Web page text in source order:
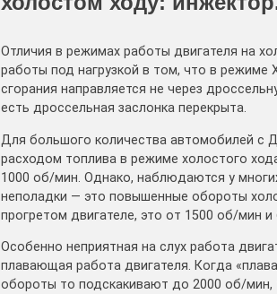
Отличия в режимах работы двигателя на
работы под нагрузкой в том, что в режиме
сгорания направляется не через
есть дроссельная заслонка перекрыта.
Для большого количества автомобилей с
расходом топлива в режиме холостого
1000 об/мин. Однако, наблюдаются у
неполадки — это повышенные обороты
прогретом двигателе, это от 1500 об/мин
Особенно неприятная на слух работа
плавающая работа двигателя. Когда
обороты то подскакивают до 2000 об/